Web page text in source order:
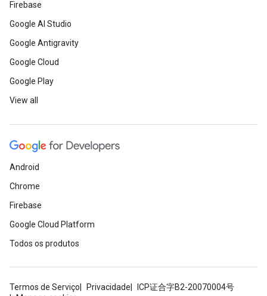
Firebase
Google AI Studio
Google Antigravity
Google Cloud
Google Play
View all
Android
Chrome
Firebase
Google Cloud Platform
Todos os produtos
Termos de Serviço Privacidade
ICP证合字B2-20070004号